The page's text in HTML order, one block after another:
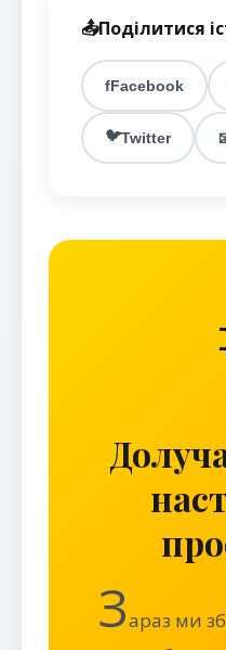
📤Поділитися
fFacebook
🐦Twitter
Зараз ми